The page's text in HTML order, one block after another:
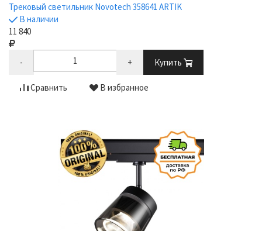
Трековый светильник Novotech 358641 ARTIK
В наличии
11 840
- + Купить
Сравнить В избранное